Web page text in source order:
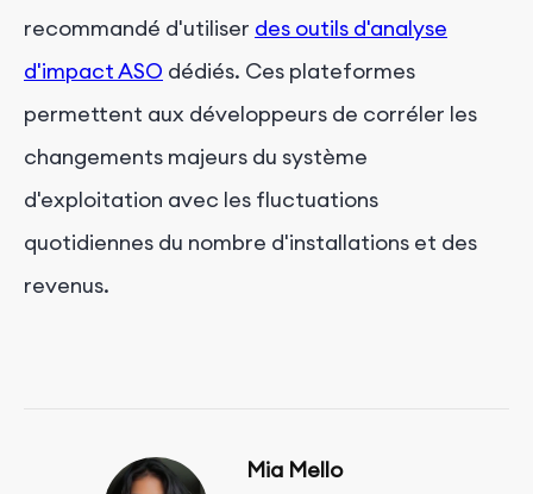
recommandé d'utiliser des outils d'analyse
d'impact ASO dédiés. Ces plateformes
permettent aux développeurs de corréler les
changements majeurs du système
d'exploitation avec les fluctuations
quotidiennes du nombre d'installations et des
revenus.
Mia Mello